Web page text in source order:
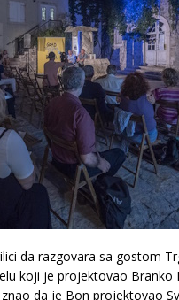
da razgovara sa gostom
koji je projektovao Branko
da je Bon projektovao